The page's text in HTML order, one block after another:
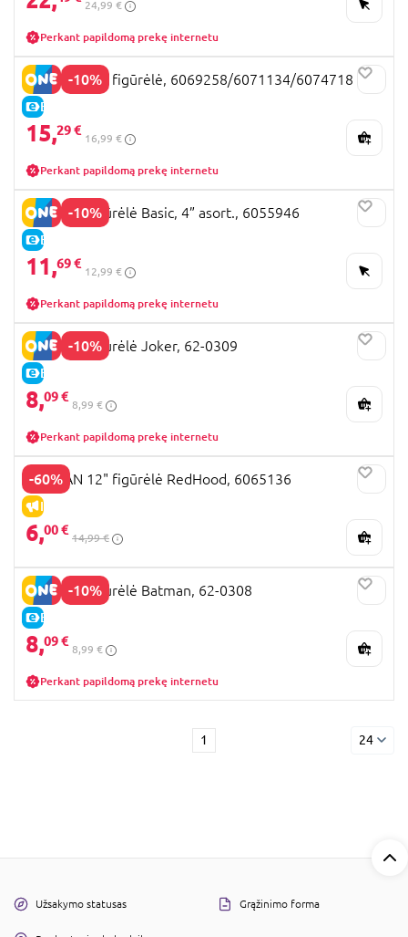
24,99 €
Perkant papildomą prekę internetu
-10%
E-KAINA
BATMAN 12” figūrėlė, 6069258/6071134/6074718
15,29 €
16,99 €
Perkant papildomą prekę internetu
-10%
E-KAINA
BATMAN figūrėlė Basic, 4” asort., 6055946
11,69 €
12,99 €
Perkant papildomą prekę internetu
-10%
E-KAINA
BATMAN figurėlė Joker, 62-0309
8,09 €
8,99 €
Perkant papildomą prekę internetu
-60%
IŠPARDAVIMAS
BATMAN 12" figūrėlė RedHood, 6065136
6,00 €
14,99 €
-10%
E-KAINA
BATMAN figurėlė Batman, 62-0308
8,09 €
8,99 €
Perkant papildomą prekę internetu
1 24
Užsakymo statusas Grąžinimo forma